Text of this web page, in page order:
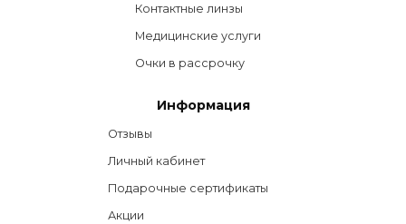
Контактные линзы
Медицинские услуги
Очки в рассрочку
Информация
Отзывы
Личный кабинет
Подарочные сертификаты
Акции